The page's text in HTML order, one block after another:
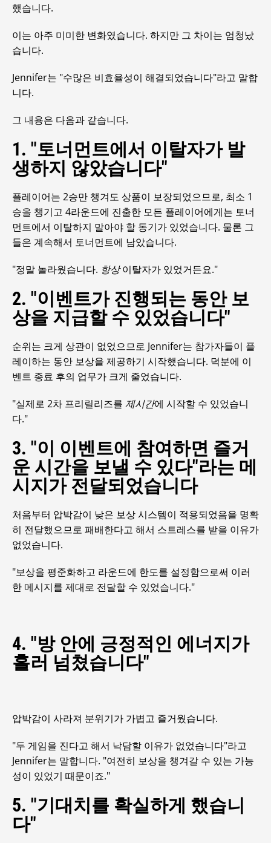
했습니다.
이는 아주 미미한 변화였습니다. 하지만 그 차이는 엄청났
습니다.
Jennifer는 "수많은 비효율성이 해결되었습니다"라고 말합
니다.
그 내용은 다음과 같습니다.
1. "토너먼트에서 이탈자가 발
생하지 않았습니다"
플레이어는 2승만 챙겨도 상품이 보장되었으므로, 최소 1
승을 챙기고 4라운드에 진출한 모든 플레이어에게는 토너
먼트에서 이탈하지 말아야 할 동기가 있었습니다. 물론 그
들은 계속해서 토너먼트에 남았습니다.
"정말 놀라웠습니다. 항상이탈자가 있었거든요."
2. "이벤트가 진행되는 동안 보
상을 지급할 수 있었습니다"
순위는 크게 상관이 없었으므로 Jennifer는 참가자들이 플
레이하는 동안 보상을 제공하기 시작했습니다. 덕분에 이
벤트 종료 후의 업무가 크게 줄었습니다.
"실제로 2차 프리릴리즈를 제시간에 시작할 수 있었습니
다."
3. "이 이벤트에 참여하면 즐거
운 시간을 보낼 수 있다"라는 메
시지가 전달되었습니다
처음부터 압박감이 낮은 보상 시스템이 적용되었음을 명확
히 전달했으므로 패배한다고 해서 스트레스를 받을 이유가
없었습니다.
"보상을 평준화하고 라운드에 한도를 설정함으로써 이러
한 메시지를 제대로 전달할 수 있었습니다."
4. "방 안에 긍정적인 에너지가
흘러 넘쳤습니다"
압박감이 사라져 분위기가 가볍고 즐거웠습니다.
"두 게임을 진다고 해서 낙담할 이유가 없었습니다"라고
Jennifer는 말합니다. "여전히 보상을 챙겨갈 수 있는 가능
성이 있었기 때문이죠."
5. "기대치를 확실하게 했습니
다"